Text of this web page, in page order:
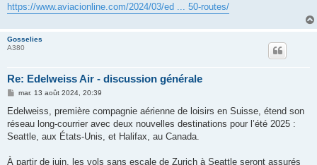
https://www.aviacionline.com/2024/03/ed ... 50-routes/
Gosselies
A380
Re: Edelweiss Air - discussion générale
M
s
a
g
mar. 13 août 2024, 20:39
Edelweiss, première compagnie aérienne de loisirs en Suisse, étend son
réseau long-courrier avec deux nouvelles destinations pour l’été 2025 :
Seattle, aux États-Unis, et Halifax, au Canada.
À partir de juin, les vols sans escale de Zurich à Seattle seront assurés